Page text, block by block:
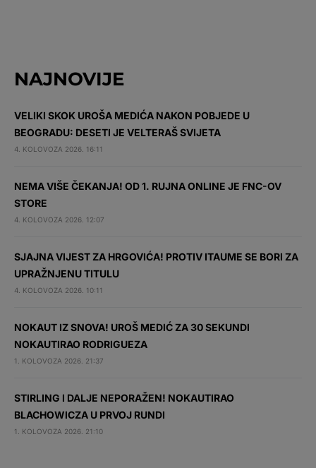
NAJNOVIJE
VELIKI SKOK UROŠA MEDIĆA NAKON POBJEDE U
BEOGRADU: DESETI JE VELTERAŠ SVIJETA
4. KOLOVOZA 2026. 16:11
NEMA VIŠE ČEKANJA! OD 1. RUJNA ONLINE JE FNC-OV
STORE
4. KOLOVOZA 2026. 12:07
SJAJNA VIJEST ZA HRGOVIĆA! PROTIV ITAUME SE BORI ZA
UPRAŽNJENU TITULU
4. KOLOVOZA 2026. 10:11
NOKAUT IZ SNOVA! UROŠ MEDIĆ ZA 30 SEKUNDI
NOKAUTIRAO RODRIGUEZA
1. KOLOVOZA 2026. 21:37
STIRLING I DALJE NEPORAŽEN! NOKAUTIRAO
BLACHOWICZA U PRVOJ RUNDI
1. KOLOVOZA 2026. 21:10